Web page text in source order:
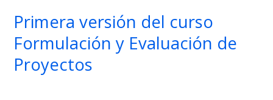
Primera versión del curso
Formulación y Evaluación de
Proyectos